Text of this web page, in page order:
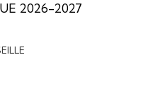
2026-2027